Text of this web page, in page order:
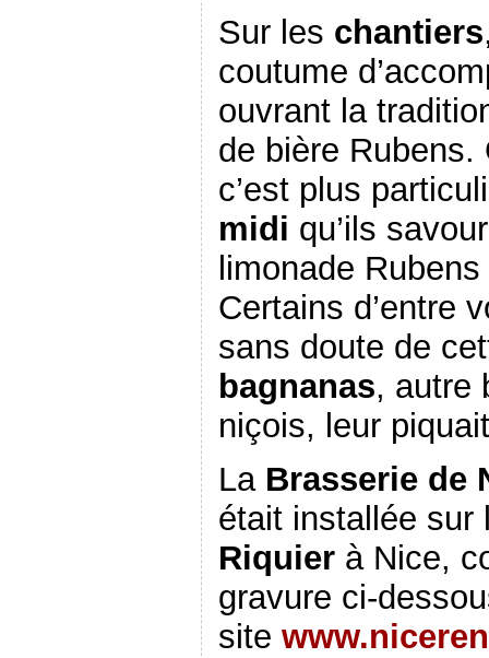
Sur les chantiers
coutume
ouvrant la
de bière
c’est plus
midi qu’ils
limonade
Certains d’entre
sans doute de
bagnanas, autre
niçois, leur
La Brasserie de
était installée
Riquierà Nice,
gravure ci-
site